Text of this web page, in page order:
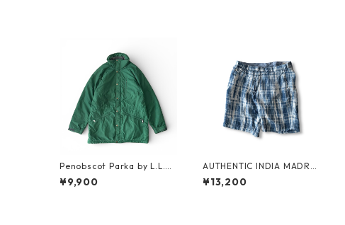
Penobscot Parka by L.L.Be
an
¥9,900
AUTHENTIC INDIA MADRA
S SHORTS by Polo Ralph La
uren
¥13,200